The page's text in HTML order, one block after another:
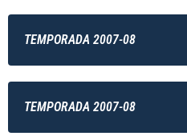
TEMPORADA 2007-08
TEMPORADA 2007-08